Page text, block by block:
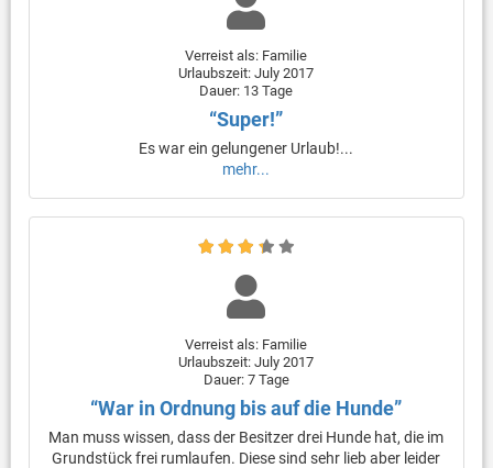
Verreist als: Familie
Urlaubszeit: July 2017
Dauer: 13 Tage
“Super!”
Es war ein gelungener Urlaub!...
mehr...
Verreist als: Familie
Urlaubszeit: July 2017
Dauer: 7 Tage
“War in Ordnung bis auf die Hunde”
Man muss wissen, dass der Besitzer drei Hunde hat, die im
Grundstück frei rumlaufen. Diese sind sehr lieb aber leider